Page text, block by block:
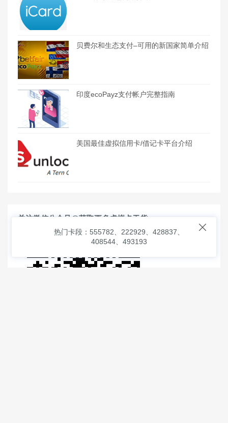
贝费尔和生态支付–可用的新国家简单介绍
印度ecoPayz支付帐户完整指南
美国最佳虚拟信用卡/借记卡平台介绍
关注微信公众号@获取更多虚拟卡干货

热门卡段：555782、222929、428837、
408544、493193